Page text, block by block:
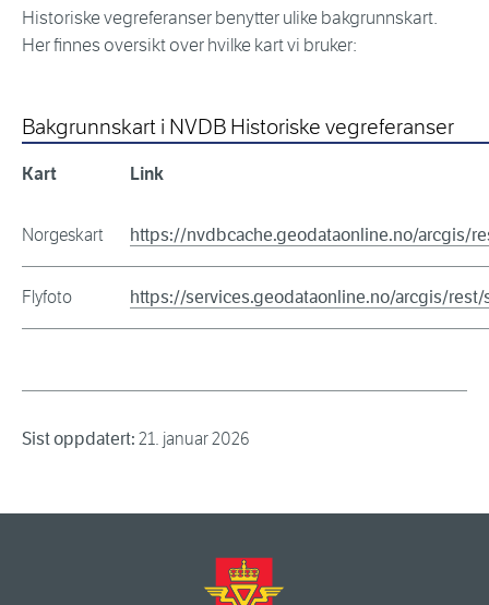
Historiske vegreferanser benytter ulike bakgrunnskart.
Her finnes oversikt over hvilke kart vi bruker:
Bakgrunnskart i NVDB Historiske vegreferanser
Kart Link
Norgeskart https://nvdbcache.geodataonline.no/arcgis/
Flyfoto https://services.geodataonline.no/arcgis/rest/
Sist oppdatert: 21. januar 2026